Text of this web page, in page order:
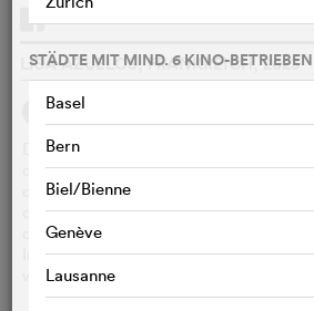
LISA AZUELOS, FRANKREICH, 2023
SYNOPSIS
Die verrückte Wette einer Mutter, die
damit ihr Sohn aus dem Koma
des 12-jährigen Louis beschliesst
die "10 Dinge, die man vor dem Ende
die er in sein Tagebuch geschrieben
Indem er diesen Abenteuern zuhört,
wie schön das Leben ist und dass er
STÄDTE MIT MIND. 6 KINO-BETRIEBEN
Basel
Bern
Biel/Bienne
Genève
Lausanne